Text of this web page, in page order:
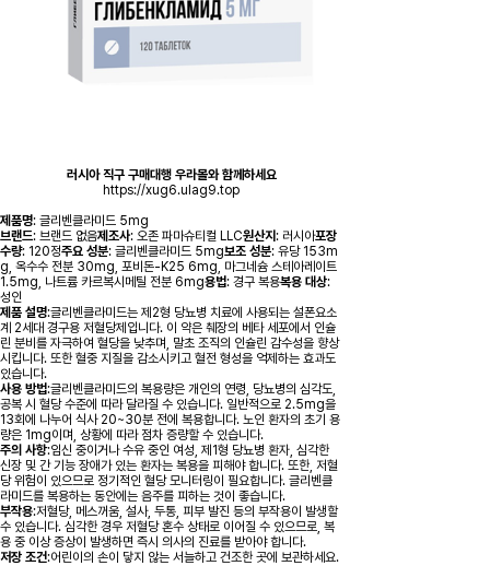
러시아 직구 구매대행 우라몰와 함께하세요
https://xug6.ulag9.top
제품명: 글리벤클라미드 5mg
브랜드: 브랜드 없음제조사: 오존 파마슈티컬 LLC원산지: 러시아포장
수량: 120정주요 성분: 글리벤클라미드 5mg보조 성분: 유당 153m
g, 옥수수 전분 30mg, 포비돈-K25 6mg, 마그네슘 스테아레이트
1.5mg, 나트륨 카르복시메틸 전분 6mg용법: 경구 복용복용 대상:
성인
제품 설명:글리벤클라미드는 제2형 당뇨병 치료에 사용되는 설폰요소
계 2세대 경구용 저혈당제입니다. 이 약은 췌장의 베타 세포에서 인슐
린 분비를 자극하여 혈당을 낮추며, 말초 조직의 인슐린 감수성을 향상
시킵니다. 또한 혈중 지질을 감소시키고 혈전 형성을 억제하는 효과도
있습니다.
사용 방법:글리벤클라미드의 복용량은 개인의 연령, 당뇨병의 심각도,
공복 시 혈당 수준에 따라 달라질 수 있습니다. 일반적으로 2.5mg을
13회에 나누어 식사 20~30분 전에 복용합니다. 노인 환자의 초기 용
량은 1mg이며, 상황에 따라 점차 증량할 수 있습니다.
주의 사항:임신 중이거나 수유 중인 여성, 제1형 당뇨병 환자, 심각한
신장 및 간 기능 장애가 있는 환자는 복용을 피해야 합니다. 또한, 저혈
당 위험이 있으므로 정기적인 혈당 모니터링이 필요합니다. 글리벤클
라미드를 복용하는 동안에는 음주를 피하는 것이 좋습니다.
부작용:저혈당, 메스꺼움, 설사, 두통, 피부 발진 등의 부작용이 발생할
수 있습니다. 심각한 경우 저혈당 혼수 상태로 이어질 수 있으므로, 복
용 중 이상 증상이 발생하면 즉시 의사의 진료를 받아야 합니다.
저장 조건:어린이의 손이 닿지 않는 서늘하고 건조한 곳에 보관하세요.